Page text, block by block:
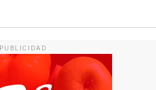
PUBLICIDAD